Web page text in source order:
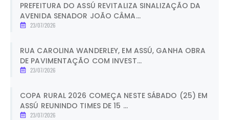
PREFEITURA DO ASSÚ REVITALIZA SINALIZAÇÃO DA
AVENIDA SENADOR JOÃO CÂMA...
23/07/2026
RUA CAROLINA WANDERLEY, EM ASSÚ, GANHA OBRA
DE PAVIMENTAÇÃO COM INVEST...
23/07/2026
COPA RURAL 2026 COMEÇA NESTE SÁBADO (25) EM
ASSÚ REUNINDO TIMES DE 15 ...
23/07/2026